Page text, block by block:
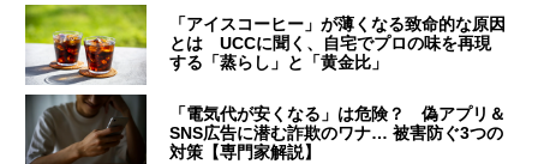
「アイスコーヒー」が薄くなる致命的な原因
とは UCCに聞く、自宅でプロの味を再現
する「蒸らし」と「黄金比」
「電気代が安くなる」は危険？ 偽アプリ＆
SNS広告に潜む詐欺のワナ… 被害防ぐ3つの
対策【専門家解説】